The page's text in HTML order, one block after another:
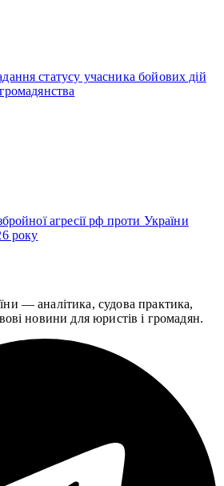
статусу учасника бойових дій
агресії рф проти України
року
— аналітика, судова практика,
новини для юристів і громадян.